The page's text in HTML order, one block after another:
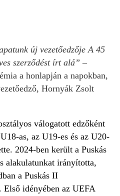
új vezetőedzője A 45
szerződést írt alá” –
a honlapján a napokban,
Hornyák Zsolt
válogatott edzőként
as, az U19-es és az U20-
2024-ben került a Puskás
alakulatunkat irányította,
a Puskás II
Első idényében az UEFA